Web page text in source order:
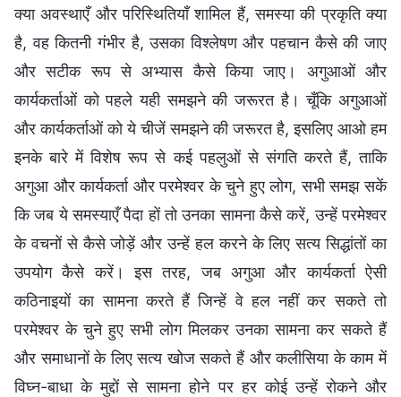
क्या अवस्थाएँ और परिस्थितियाँ शामिल हैं, समस्या की प्रकृति क्या
है, वह कितनी गंभीर है, उसका विश्लेषण और पहचान कैसे की जाए
और सटीक रूप से अभ्यास कैसे किया जाए। अगुआओं और
कार्यकर्ताओं को पहले यही समझने की जरूरत है। चूँकि अगुआओं
और कार्यकर्ताओं को ये चीजें समझने की जरूरत है, इसलिए आओ हम
इनके बारे में विशेष रूप से कई पहलुओं से संगति करते हैं, ताकि
अगुआ और कार्यकर्ता और परमेश्वर के चुने हुए लोग, सभी समझ सकें
कि जब ये समस्याएँ पैदा हों तो उनका सामना कैसे करें, उन्हें परमेश्वर
के वचनों से कैसे जोड़ें और उन्हें हल करने के लिए सत्य सिद्धांतों का
उपयोग कैसे करें। इस तरह, जब अगुआ और कार्यकर्ता ऐसी
कठिनाइयों का सामना करते हैं जिन्हें वे हल नहीं कर सकते तो
परमेश्वर के चुने हुए सभी लोग मिलकर उनका सामना कर सकते हैं
और समाधानों के लिए सत्य खोज सकते हैं और कलीसिया के काम में
विघ्न-बाधा के मुद्दों से सामना होने पर हर कोई उन्हें रोकने और